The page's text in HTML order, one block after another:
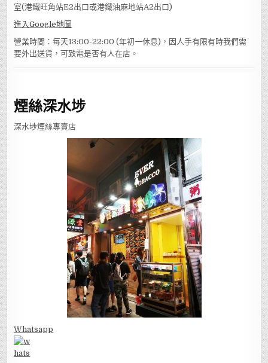
室(港鐵旺角站E2出口或港鐵油麻地站A2出口)
進入Google地圖
營業時間：每天13:00-22:00 (年初一休息)，因人手有限有時我們需
要外出送貨，可致電是否有人在店。
煙絲深水埗
深水埗煙絲專賣店
Whatsapp